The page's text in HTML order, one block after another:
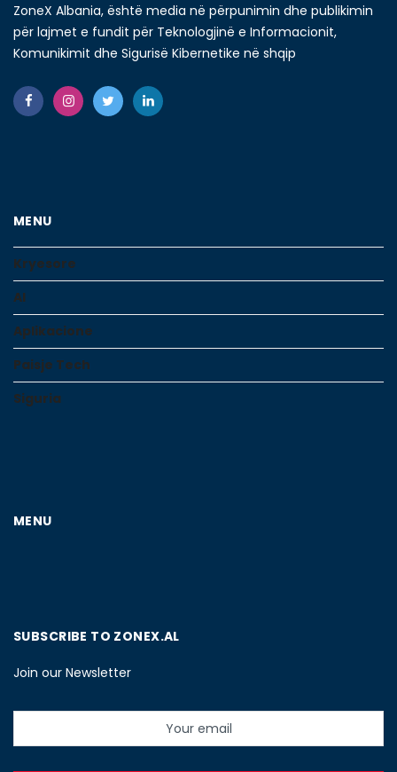
ZoneX Albania, është media në përpunimin dhe publikimin
për lajmet e fundit për Teknologjinë e Informacionit,
Komunikimit dhe Sigurisë Kibernetike në shqip
MENU
Kryesore
AI
Aplikacione
Paisje Tech
Siguria
MENU
SUBSCRIBE TO ZONEX.AL
Join our Newsletter